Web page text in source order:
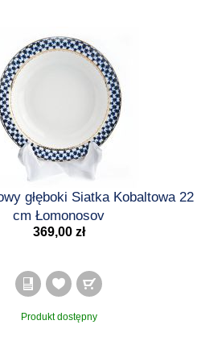
głęboki Siatka Kobaltowa 22
cm Łomonosov
369,00 zł
Produkt dostępny